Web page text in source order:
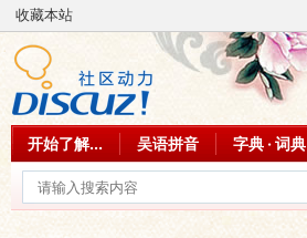
收藏本站
开始了解... 吴语拼音 字典 · 词典